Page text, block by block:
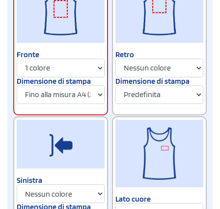
Fronte
Dimensione di stampa
Retro
Dimensione di stampa
Sinistra
Dimensione di stampa
Lato cuore